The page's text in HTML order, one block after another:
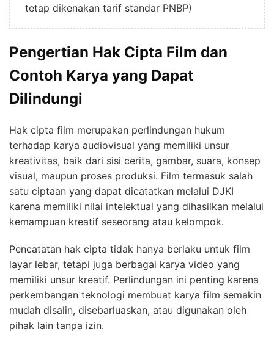
tetap dikenakan tarif standar PNBP)
Pengertian Hak Cipta Film dan
Contoh Karya yang Dapat
Dilindungi
Hak cipta film merupakan perlindungan hukum
terhadap karya audiovisual yang memiliki unsur
kreativitas, baik dari sisi cerita, gambar, suara, konsep
visual, maupun proses produksi. Film termasuk salah
satu ciptaan yang dapat dicatatkan melalui DJKI
karena memiliki nilai intelektual yang dihasilkan melalui
kemampuan kreatif seseorang atau kelompok.
Pencatatan hak cipta tidak hanya berlaku untuk film
layar lebar, tetapi juga berbagai karya video yang
memiliki unsur kreatif. Perlindungan ini penting karena
perkembangan teknologi membuat karya film semakin
mudah disalin, disebarluaskan, atau digunakan oleh
pihak lain tanpa izin.